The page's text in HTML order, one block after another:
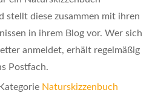
stellt diese zusammen mit ihren
in ihrem Blog vor. Wer sich
anmeldet, erhält regelmäßig
Postfach.
Naturskizzenbuch